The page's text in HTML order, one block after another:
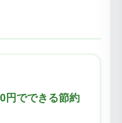
円でできる節約